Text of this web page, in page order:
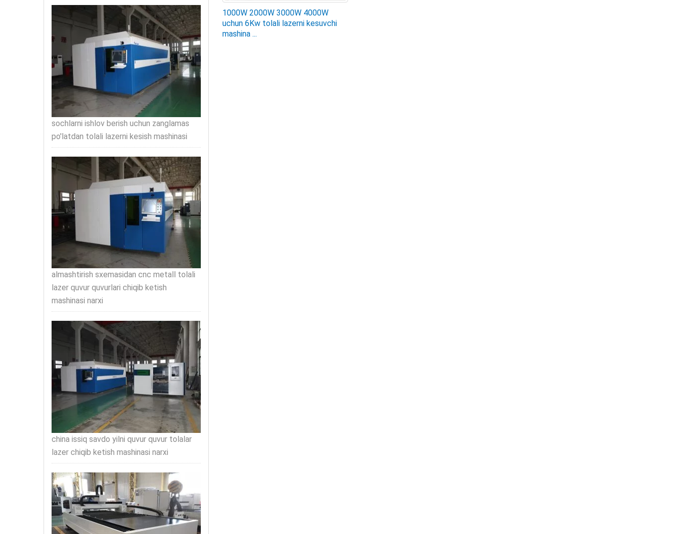
1000W 2000W 3000W 4000W
uchun 6Kw tolali lazerni kesuvchi
mashina ...
sochlarni ishlov berish uchun zanglamas
po'latdan tolali lazerni kesish mashinasi
almashtirish sxemasidan cnc metall tolali
lazer quvur quvurlari chiqib ketish
mashinasi narxi
china issiq savdo yilni quvur quvur tolalar
lazer chiqib ketish mashinasi narxi